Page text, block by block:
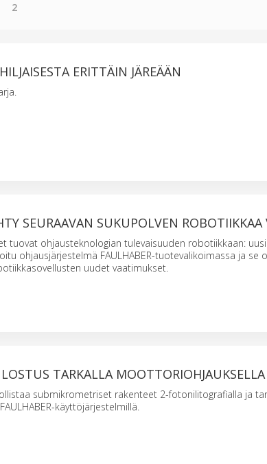
2
ERITTÄIN JÄREÄÄN
SEURAAVAN SUKUPOLVEN ROBOTIIKKAA
tuovat ohjausteknologian tulevaisuuden robotiikkaan: uusi
ohjausjärjestelmä FAULHABER-tuotevalikoimassa ja se
uudet vaatimukset.
TARKALLA MOOTTORIOHJAUKSELLA
submikrometriset rakenteet 2-fotonilitografialla ja
käyttöjärjestelmillä.